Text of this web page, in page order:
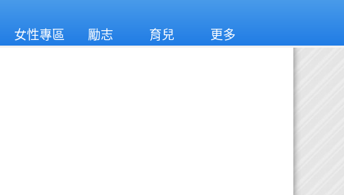
女性專區 勵志 育兒 更多